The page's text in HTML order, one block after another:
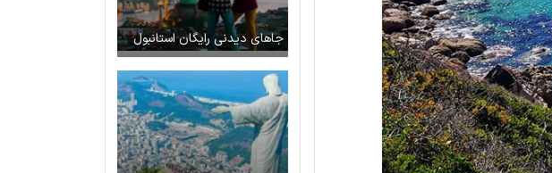
جاهای دیدنی رایگان استانبول